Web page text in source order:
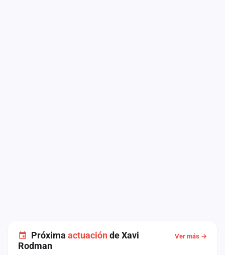
Próxima actuaciónde Xavi
Rodman
Ver más →